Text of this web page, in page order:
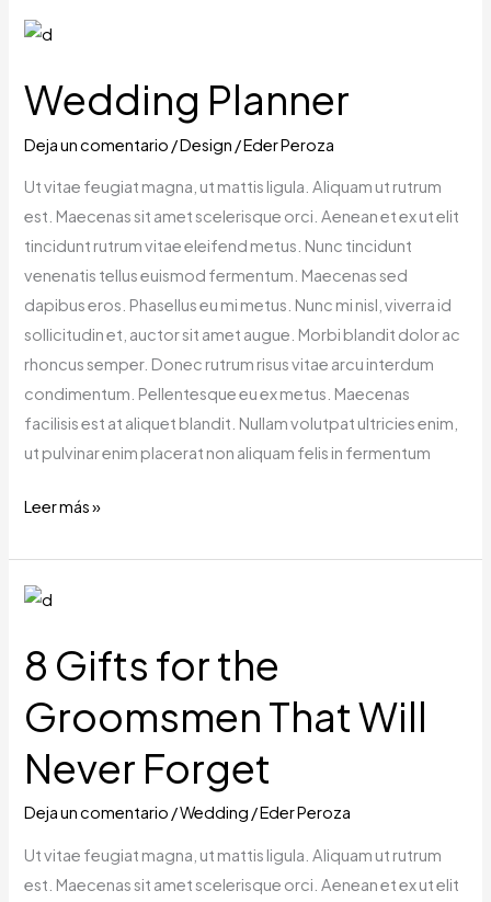
Wedding Planner
Deja un comentario /Design /Eder Peroza
Ut vitae feugiat magna, ut mattis ligula. Aliquam ut rutrum
est. Maecenas sit amet scelerisque orci. Aenean et ex ut elit
tincidunt rutrum vitae eleifend metus. Nunc tincidunt
venenatis tellus euismod fermentum. Maecenas sed
dapibus eros. Phasellus eu mi metus. Nunc mi nisl, viverra id
sollicitudin et, auctor sit amet augue. Morbi blandit dolor ac
rhoncus semper. Donec rutrum risus vitae arcu interdum
condimentum. Pellentesque eu ex metus. Maecenas
facilisis est at aliquet blandit. Nullam volutpat ultricies enim,
ut pulvinar enim placerat non aliquam felis in fermentum
Wedding
Leer más »
8 Gifts for the
Groomsmen That Will
Never Forget
Deja un comentario /Wedding /Eder Peroza
Ut vitae feugiat magna, ut mattis ligula. Aliquam ut rutrum
est. Maecenas sit amet scelerisque orci. Aenean et ex ut elit
8
for
the
Groomsmen
Will
Never